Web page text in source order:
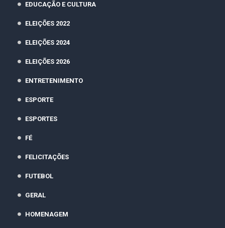
EDUCAÇÃO E CULTURA
ELEIÇÕES 2022
ELEIÇÕES 2024
ELEIÇÕES 2026
ENTRETENIMENTO
ESPORTE
ESPORTES
FÉ
FELICITAÇÕES
FUTEBOL
GERAL
HOMENAGEM